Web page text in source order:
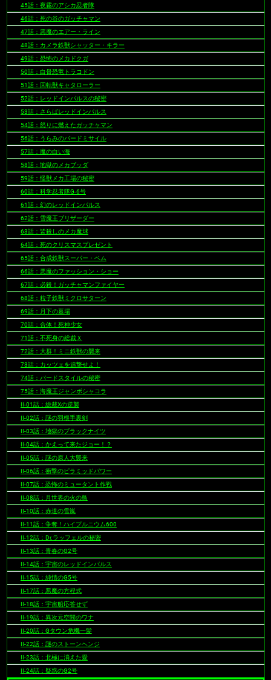
45話：夜霧のアシカ忍者隊
46話：死の谷のガッチャマン
47話：悪魔のエアー・ライン
48話：カメラ鉄獣シャッター・キラー
49話：恐怖のメカドクガ
50話：白骨恐竜トラコドン
51話：回転獣キャタローラー
52話：レッドインパルスの秘密
53話：さらばレッドインパルス
54話：怒りに燃えたガッチャマン
56話：うらみのバードミサイル
57話：魔の白い海
58話：地獄のメカブッダ
59話：怪獣メカ工場の秘密
60話：科学忍者隊G-6号
61話：幻のレッドインパルス
62話：雪魔王ブリザーダー
63話：皆殺しのメカ魔球
64話：死のクリスマスプレゼント
65話：合成鉄獣スーパー・ベム
66話：悪魔のファッション・ショー
67話：必殺！ガッチャマンファイヤー
68話：粒子鉄獣ミクロサターン
69話：月下の墓場
70話：合体！死神少女
71話：不死身の総裁Ｘ
72話：大群！ミニ鉄獣の襲来
73話：カッツェを追撃せよ！
74話：バードスタイルの秘密
75話：海魔王ジャンボシャコラ
II-01話：総裁Xの逆襲
II-02話：謎の羽根手裏剣
II-03話：地獄のブラックナイツ
II-04話：かえって来たジョー！？
II-05話：謎の原人大襲来
II-06話：衝撃のピラミッドパワー
II-07話：恐怖のミュータント作戦
II-08話：月世界の火の鳥
II-10話：赤道の雪嵐
II-11話：争奪！ハイプルニウム600
II-12話：Dr.ラッフェルの秘密
II-13話：青春のG2号
II-14話：宇宙のレッドインパルス
II-15話：純情のG5号
II-17話：悪魔の方程式
II-18話：宇宙船応答せず
II-19話：異次元空間のワナ
II-20話：Gタウン危機一髪
II-22話：謎のストーンヘンジ
II-23話：北極に消えた愛
II-24話：疑惑のG2号